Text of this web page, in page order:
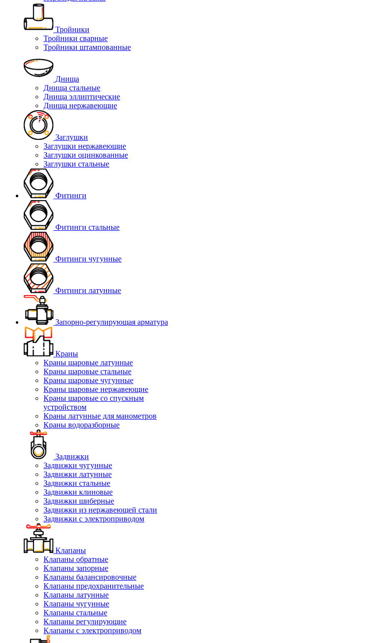
Тройники
Тройники сварные
Тройники штампованные
Днища
Днища стальные
Днища эллиптические
Днища нержавеющие
Заглушки
Заглушки нержавеющие
Заглушки оцинкованные
Заглушки стальные
Фитинги
Фитинги стальные
Фитинги чугунные
Фитинги латунные
Запорно-регулирующая арматура
Краны
Краны шаровые латунные
Краны шаровые стальные
Краны шаровые чугунные
Краны шаровые нержавеющие
Краны шаровые со спускным
устройством
Краны латунные для манометров
Краны водоразборные
Задвижки
Задвижки чугунные
Задвижки латунные
Задвижки стальные
Задвижки клиновые
Задвижки шиберные
Задвижки из нержавеющей стали
Задвижки с электроприводом
Клапаны
Клапаны обратные
Клапаны запорные
Клапаны балансировочные
Клапаны предохранительные
Клапаны латунные
Клапаны чугунные
Клапаны стальные
Клапаны регулирующие
Клапаны с электроприводом